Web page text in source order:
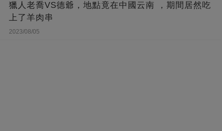
獵人老喬VS德爺，地點竟在中國云南 ，期間居然吃
上了羊肉串
2023/08/05